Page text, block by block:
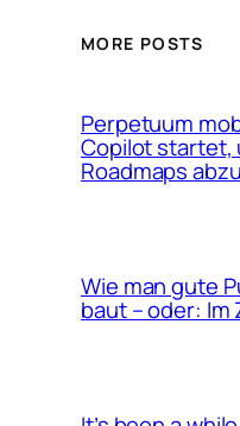
MORE POSTS
Perpetuum
Copilot startet,
Roadmaps
Wie man gute
baut – oder: Im